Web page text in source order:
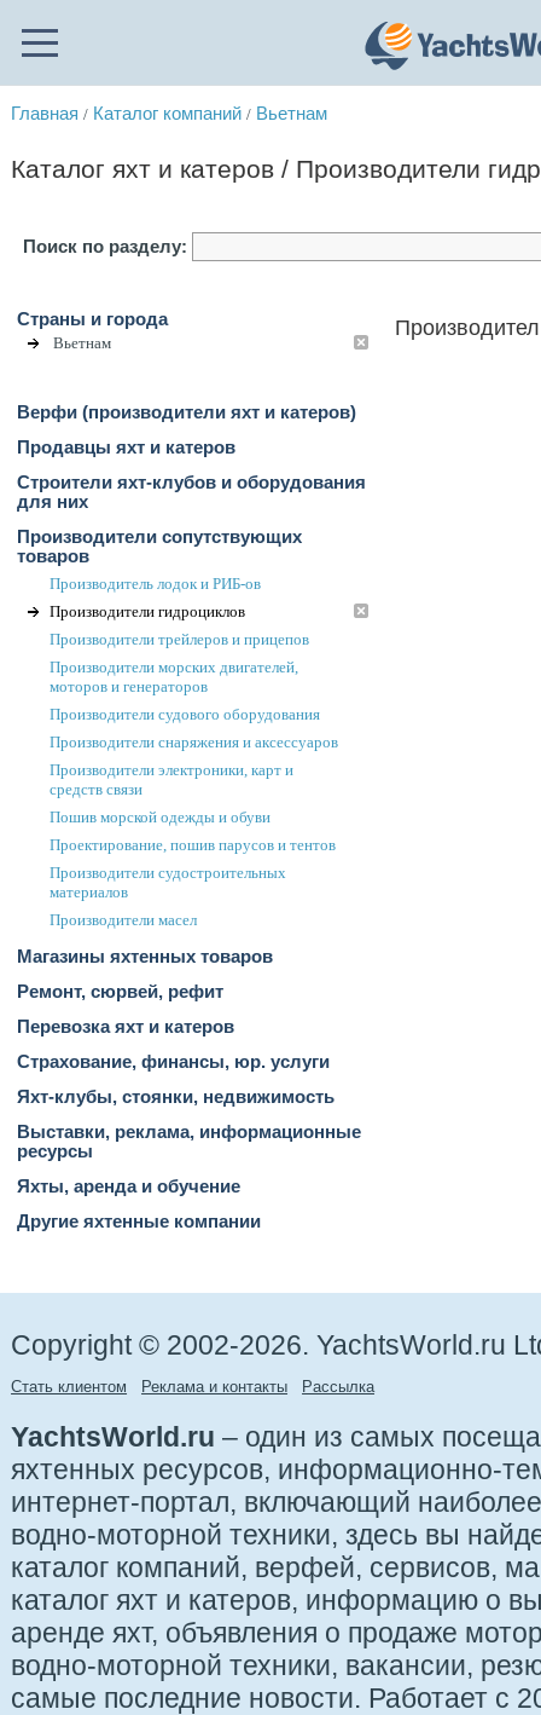
Главная / Каталог компаний / Вьетнам
Каталог яхт и катеров / Производители
Поиск по разделу:
Страны и города
Вьетнам
Верфи (производители яхт и катеров)
Продавцы яхт и катеров
Строители яхт-клубов и оборудования
для них
Производители сопутствующих
товаров
Производитель лодок и РИБ-ов
Производители гидроциклов
Производители трейлеров и прицепов
Производители морских двигателей,
моторов и генераторов
Производители судового оборудования
Производители снаряжения и аксессуаров
Производители электроники, карт и
средств связи
Пошив морской одежды и обуви
Проектирование, пошив парусов и тентов
Производители судостроительных
материалов
Производители масел
Магазины яхтенных товаров
Ремонт, сюрвей, рефит
Перевозка яхт и катеров
Страхование, финансы, юр. услуги
Яхт-клубы, стоянки, недвижимость
Выставки, реклама, информационные
ресурсы
Яхты, аренда и обучение
Другие яхтенные компании
Copyright © 2002-2026. YachtsWorld.ru
Стать клиентом Реклама и контакты Рассылка
YachtsWorld.ru – один из самых
яхтенных ресурсов, информационно-
интернет-портал, включающий
водно-моторной техники, здесь вы
каталог компаний, верфей, сервисов,
каталог яхт и катеров, информацию о
аренде яхт, объявления о продаже
водно-моторной техники, вакансии,
самые последние новости. Работает с